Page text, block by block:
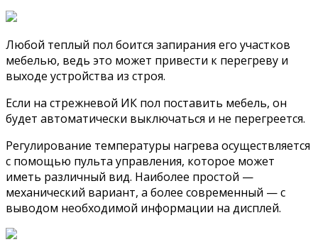
Любой теплый пол боится запирания его участков
мебелью, ведь это может привести к перегреву и
выходе устройства из строя.
Если на стрежневой ИК пол поставить мебель, он
будет автоматически выключаться и не перегреется.
Регулирование температуры нагрева осуществляется
с помощью пульта управления, которое может
иметь различный вид. Наиболее простой —
механический вариант, а более современный — с
выводом необходимой информации на дисплей.